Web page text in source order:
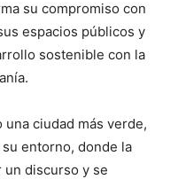
su compromiso con
espacios públicos y
sostenible con la
ciudad más verde,
entorno, donde la
un discurso y se